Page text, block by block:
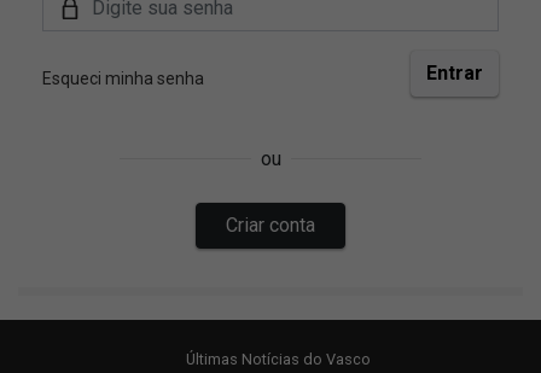
Últimas Notícias do Vasco